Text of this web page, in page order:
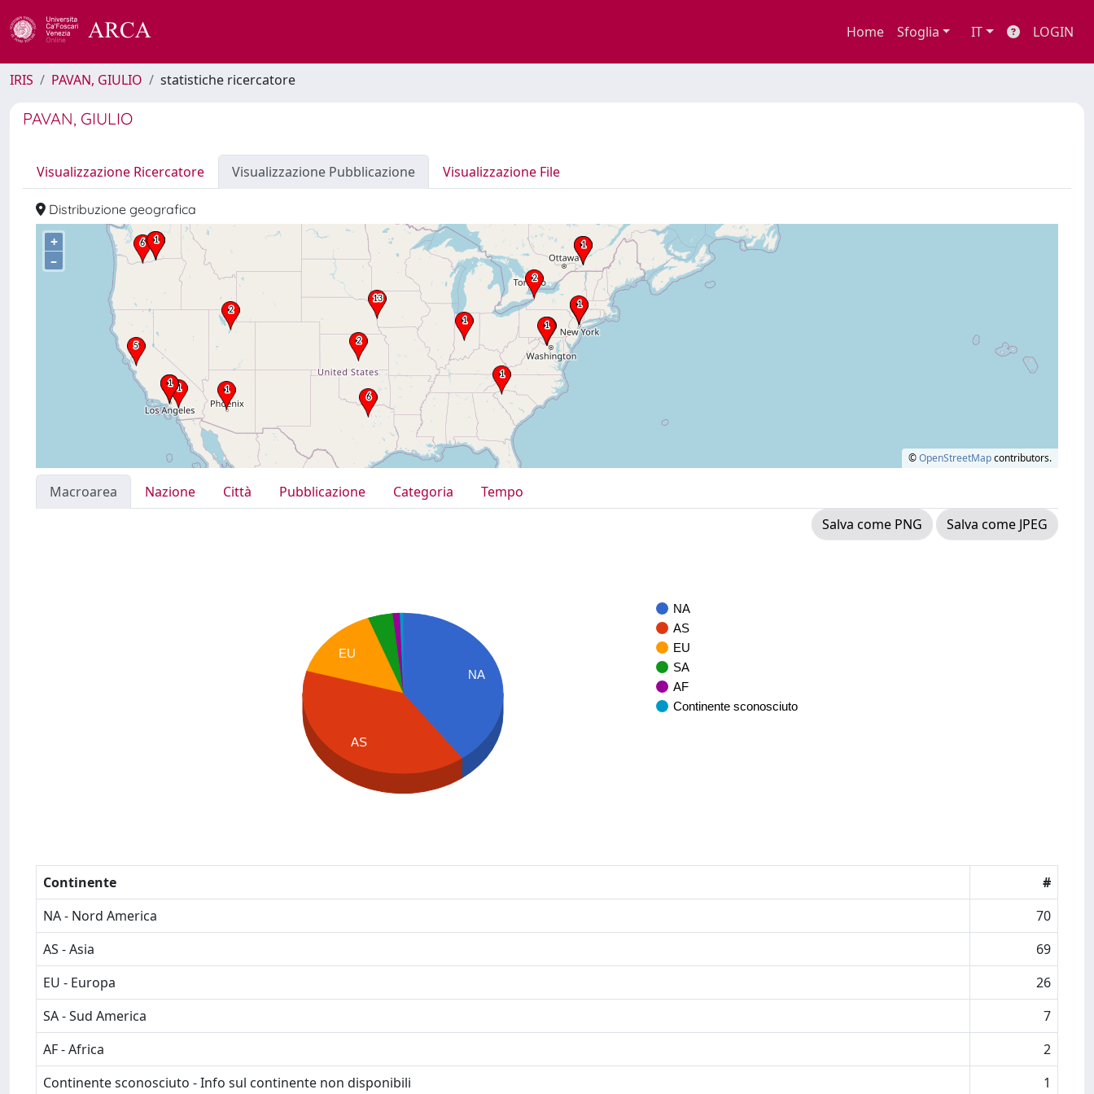
Home Sfoglia IT LOGIN
IRIS PAVAN, GIULIO statistiche ricercatore
PAVAN, GIULIO
Visualizzazione Ricercatore Visualizzazione Pubblicazione Visualizzazione File
Distribuzione geografica
+
–
©OpenStreetMapcontributors.
Macroarea Nazione Città Pubblicazione Categoria
Tempo
Salva come PNG
Salva come JPEG
NA
AS
EU
SA
AF
Continente sconosciuto
NA
EU
AS
Continente
#
NA - Nord America
70
AS - Asia
69
EU - Europa
26
SA - Sud America
7
AF - Africa
2
Continente sconosciuto - Info sul continente non disponibili
1